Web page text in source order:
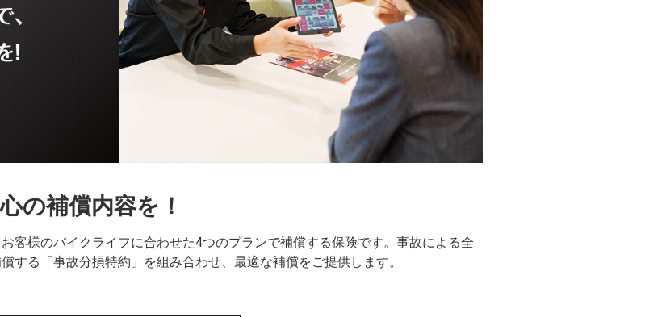
の補償内容を！
客様のバイクライフに合わせた4つのプランで補償する保険です。事故による全
する「事故分損特約」を組み合わせ、最適な補償をご提供します。